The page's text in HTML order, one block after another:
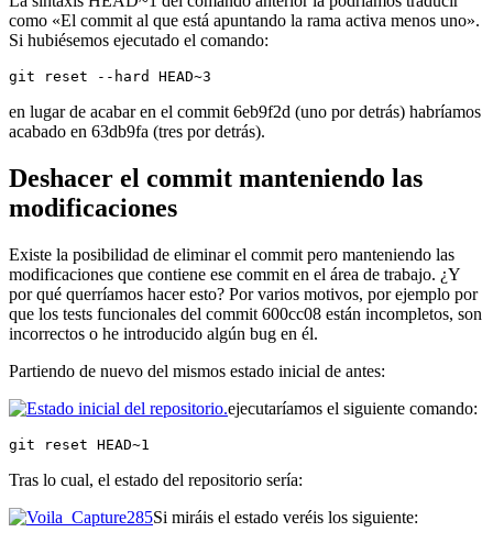
como «El commit al que está apuntando la rama activa menos uno».
Si hubiésemos ejecutado el comando:
git reset --hard HEAD~3
en lugar de acabar en el commit 6eb9f2d (uno por detrás) habríamos
acabado en 63db9fa (tres por detrás).
Deshacer el commit manteniendo las
modificaciones
Existe la posibilidad de eliminar el commit pero manteniendo las
modificaciones que contiene ese commit en el área de trabajo. ¿Y
por qué querríamos hacer esto? Por varios motivos, por ejemplo por
que los tests funcionales del commit 600cc08 están incompletos, son
incorrectos o he introducido algún bug en él.
Partiendo de nuevo del mismos estado inicial de antes:
ejecutaríamos el siguiente comando:
git reset HEAD~1
Tras lo cual, el estado del repositorio sería:
Si miráis el estado veréis los siguiente: